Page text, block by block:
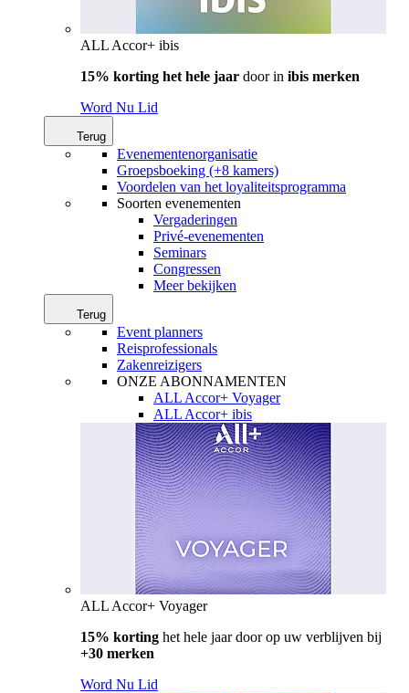
ALL Accor+ ibis
15% korting het hele jaar door in ibis merken
Word Nu Lid
Terug
Evenementenorganisatie
Groepsboeking (+8 kamers)
Voordelen van het loyaliteitsprogramma
Soorten evenementen
Vergaderingen
Privé-evenementen
Seminars
Congressen
Meer bekijken
Terug
Event planners
Reisprofessionals
Zakenreizigers
ONZE ABONNAMENTEN
ALL Accor+ Voyager
ALL Accor+ ibis
ALL Accor+ Voyager
15% korting het hele jaar door op uw verblijven bij
+30 merken
Word Nu Lid